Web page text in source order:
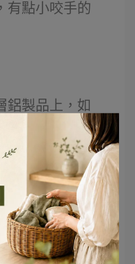
有點小咬手的
鋁製品上，如
使用，不然洗
小時以上)浸泡
，失去效果。
清洗就沒問題